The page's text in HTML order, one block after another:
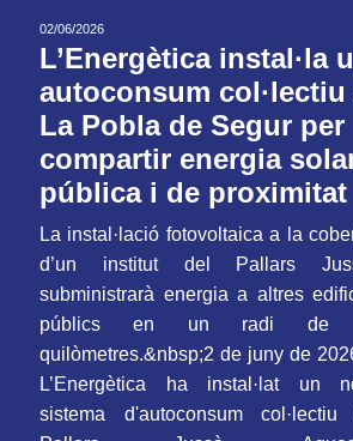
02/06/2026
L’Energètica instal·la
autoconsum col·lectiu
La Pobla de Segur per
compartir energia
pública i de proximitat
La instal·lació fotovoltaica a la
d’un institut del Pallars
subministrarà energia a altres
públics en un radi de
quilòmetres.&nbsp;2 de juny de
L’Energètica ha instal·lat un
sistema d'autoconsum col·lectiu